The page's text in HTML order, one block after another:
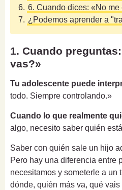
6. 6. Cuando dices: «No me
7. ¿Podemos aprender a
1. Cuando
vas?»
Tu adolescente puede
todo. Siempre controlando.»
Cuando lo que realmente
algo, necesito saber quién
Saber con quién sale un hijo
Pero hay una diferencia entre
necesitamos y someterle a un
dónde, quién más va, qué